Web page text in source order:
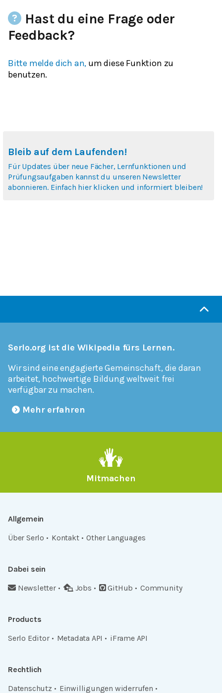
Hast du eine Frage oder
Feedback?
Bitte melde dich an, um diese Funktion zu
benutzen.
Bleib auf dem Laufenden!
Für Updates über neue Fächer, Lernfunktionen und
Prüfungsaufgaben kannst du unseren Newsletter
abonnieren. Einfach hier klicken und informiert bleiben!
Serlo.org ist die Wikipedia fürs Lernen.
Wir sind eine engagierte Gemeinschaft, die daran
arbeitet, hochwertige Bildung weltweit frei
verfügbar zu machen.
Mehr erfahren
Mitmachen
Allgemein
Über Serlo
Kontakt Other Languages
Dabei sein
Newsletter
Jobs GitHub Community
Products
Serlo Editor
Metadata API iFrame API
Rechtlich
Datenschutz
Einwilligungen widerrufen